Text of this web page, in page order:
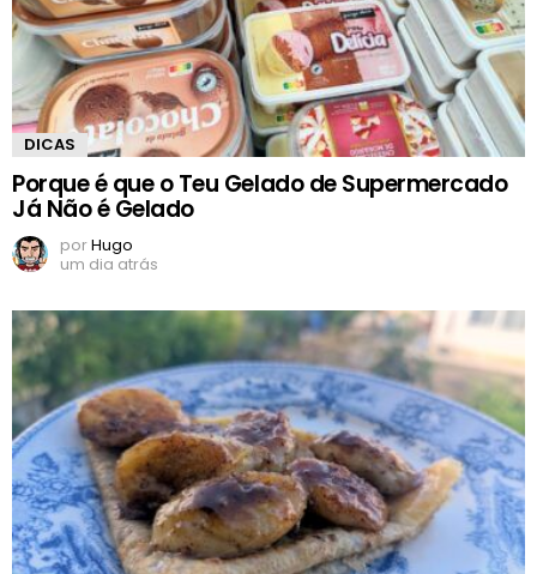
DICAS
Porque é que o Teu Gelado de Supermercado
Já Não é Gelado
porHugo
um dia atrás